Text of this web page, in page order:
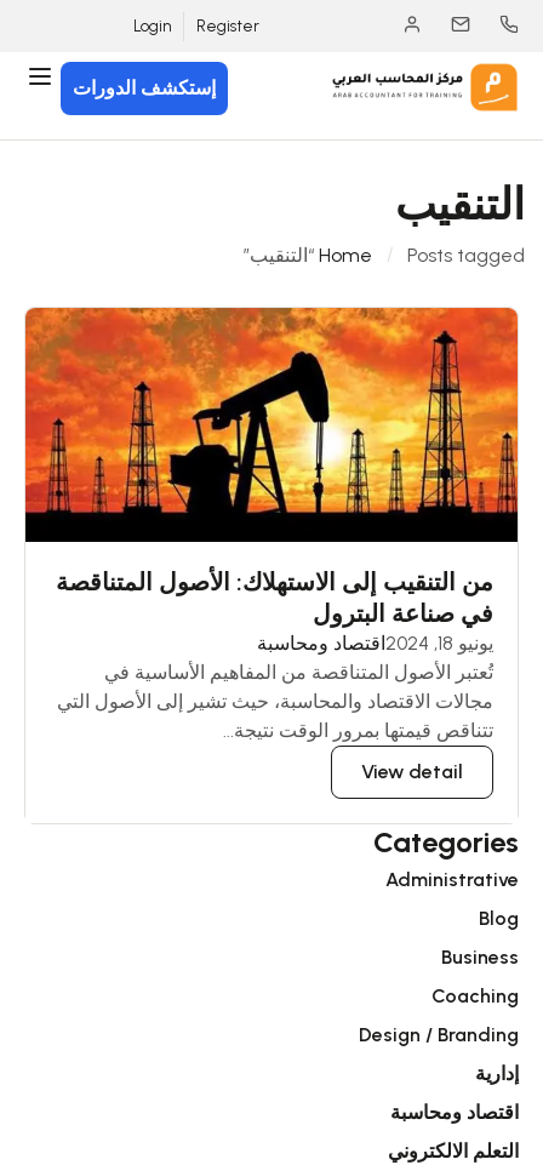
Register
Login
إستكشف الدورات
التنقيب
Home Posts tagged “التنقيب”
من التنقيب إلى الاستهلاك: الأصول المتناقصة
في صناعة البترول
يونيو 18, 2024
اقتصاد ومحاسبة
تُعتبر الأصول المتناقصة من المفاهيم الأساسية في
مجالات الاقتصاد والمحاسبة، حيث تشير إلى الأصول التي
تتناقص قيمتها بمرور الوقت نتيجة...
View detail
Categories
Administrative
Blog
Business
Coaching
Design / Branding
إدارية
اقتصاد ومحاسبة
التعلم الالكتروني